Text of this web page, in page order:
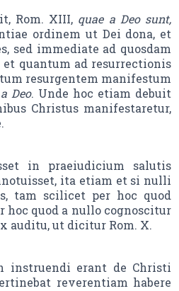
Rom. XIII, quae a Deo sunt,
ordinem ut Dei dona, et
sed immediate ad quosdam
quantum ad resurrectionis
resurgentem manifestum
Deo. Unde hoc etiam debuit
Christus manifestaretur,
in praeiudicium salutis
ita etiam et si nulli
tam scilicet per hoc quod
quod a nullo cognoscitur
auditu, ut dicitur Rom. X.
instruendi erant de Christi
reverentiam habere